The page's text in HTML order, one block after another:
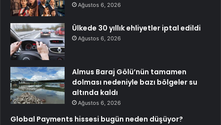
Ağustos 6, 2026
Ülkede 30 yıllık ehliyetler iptal edildi
Ağustos 6, 2026
Almus Baraj Gölü’nün tamamen
dolması nedeniyle bazı bölgeler su
altında kaldı
Ağustos 6, 2026
Global Payments hissesi bugün neden düşüyor?